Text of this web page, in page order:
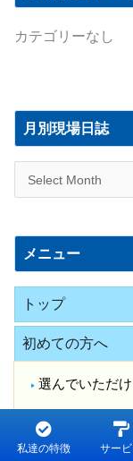
カテゴリーなし
月別現場日誌
現
日
メニュー
トップ
初めての方へ
選んでいただ
お悩み別
私達の特徴 サー